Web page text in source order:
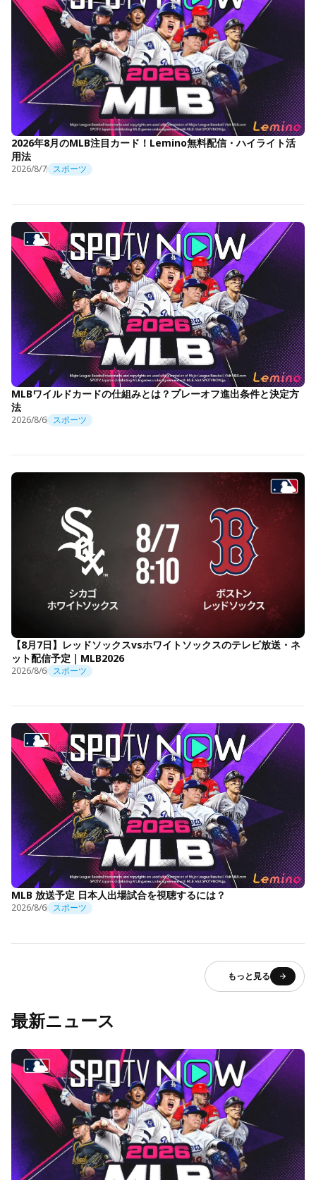
2026年8月のMLB注目カード！Lemino無料配信・ハイライト活
用法
2026/8/7 スポーツ
MLBワイルドカードの仕組みとは？プレーオフ進出条件と決定方
法
2026/8/6 スポーツ
【8月7日】レッドソックスvsホワイトソックスのテレビ放送・ネ
ット配信予定｜MLB2026
2026/8/6 スポーツ
MLB 放送予定 日本人出場試合を視聴するには？
2026/8/6 スポーツ
もっと見る
最新ニュース